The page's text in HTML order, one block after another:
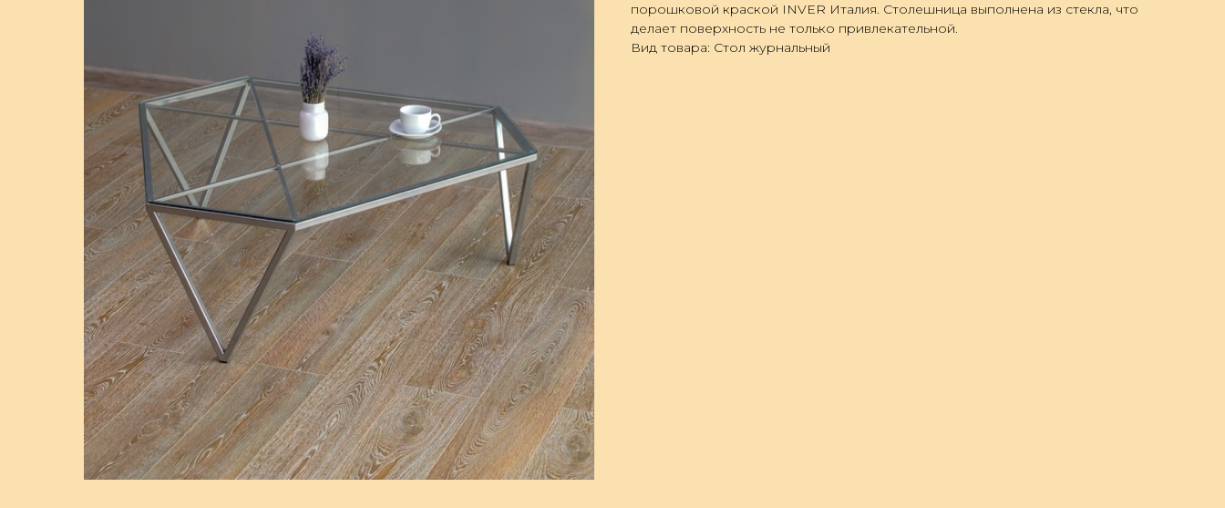
порошковой краской INVER Италия. Столешница выполнена из стекла, что
делает поверхность не только привлекательной.
Вид товара: Стол журнальный